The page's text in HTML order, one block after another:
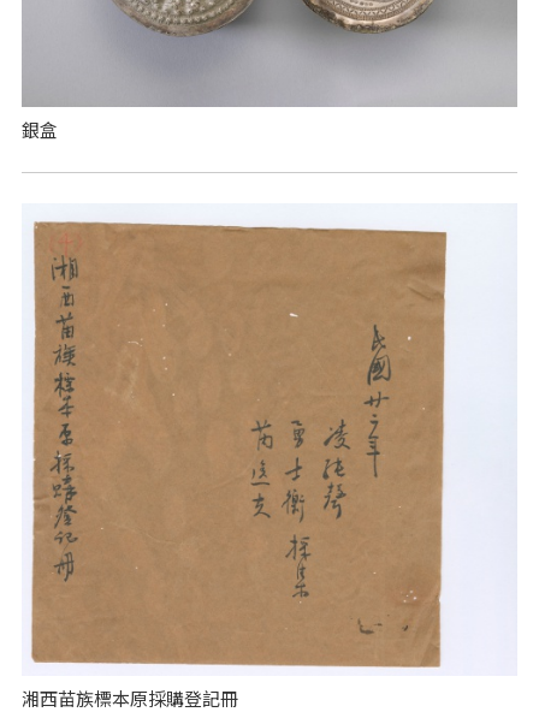
銀盒
湘西苗族標本原採購登記冊